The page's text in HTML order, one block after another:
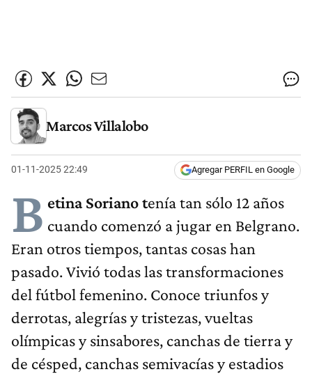
Marcos Villalobo
01-11-2025 22:49 Agregar PERFIL en Google
B etina Soriano tenía tan sólo 12 años
cuando comenzó a jugar en Belgrano.
Eran otros tiempos, tantas cosas han
pasado. Vivió todas las transformaciones
del fútbol femenino. Conoce triunfos y
derrotas, alegrías y tristezas, vueltas
olímpicas y sinsabores, canchas de tierra y
de césped, canchas semivacías y estadios